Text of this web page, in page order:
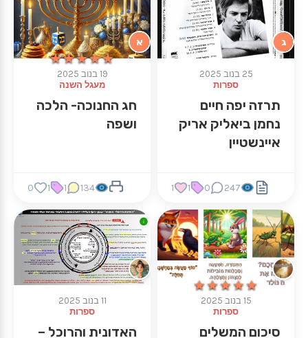
ג
25 בנוב 2025
ספרות
תרזה יפה חיים
נחמן ביאליק אריק
איינשטיין
247
0
1
1
★★★★★
★★★★★
א
19 בנוב 2025
מעגל השנה
חג החנוכה- הלכה
ושפה
134
1
1
0
★★★★★
★★★★★
15 בנוב 2025
ספרות
סיכום המשלים
11 בנוב 2025
ספרות
האדונית והרוכל –